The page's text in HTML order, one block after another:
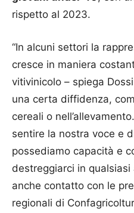
rispetto al 2023.
“In alcuni settori la
cresce in maniera
vitivinicolo – spiega
una certa diffidenza,
cereali o
sentire la nostra voce e
possediamo capacità e
destreggiarci in
anche contatto con le
regionali di